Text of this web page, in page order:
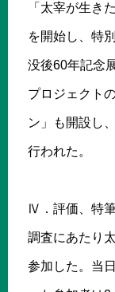
「太宰が生き
を開始し、特
没後60年記念
プロジェクト
ン」も開設し
行われた。
Ⅳ．評価、特
調査にあたり
参加した。当